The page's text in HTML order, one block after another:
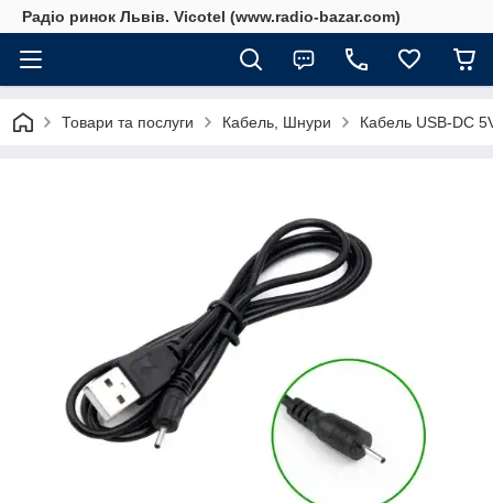
Радіо ринок Львів. Vicotel (www.radio-bazar.com)
Товари та послуги Кабель, Шнури Кабель USB-DC